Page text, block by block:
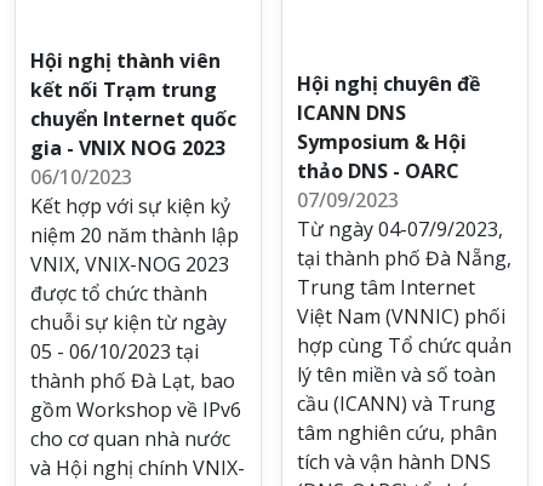
Hội nghị thành viên
kết nối Trạm trung
chuyển Internet quốc
gia - VNIX NOG 2023
06/10/2023
Kết hợp với sự kiện kỷ
niệm 20 năm thành lập
VNIX, VNIX-NOG 2023
được tổ chức thành
chuỗi sự kiện từ ngày
05 - 06/10/2023 tại
thành phố Đà Lạt, bao
gồm Workshop về IPv6
cho cơ quan nhà nước
và Hội nghị chính VNIX-
Hội nghị chuyên đề
ICANN DNS
Symposium & Hội
thảo DNS - OARC
07/09/2023
Từ ngày 04-07/9/2023,
tại thành phố Đà Nẵng,
Trung tâm Internet
Việt Nam (VNNIC) phối
hợp cùng Tổ chức quản
lý tên miền và số toàn
cầu (ICANN) và Trung
tâm nghiên cứu, phân
tích và vận hành DNS